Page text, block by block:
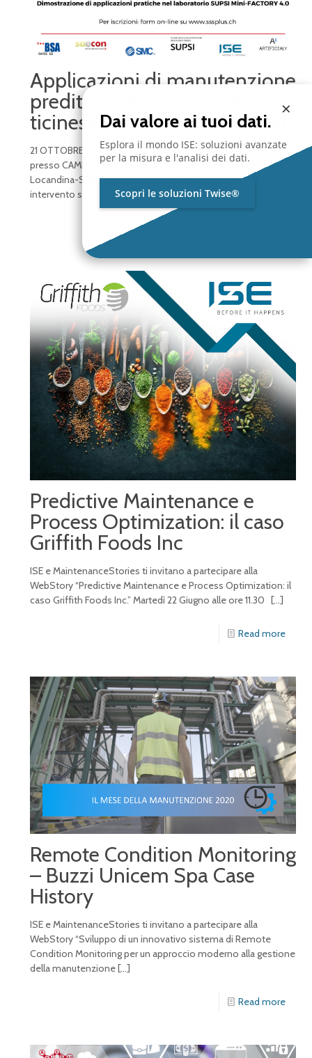
Applicazioni di manutenzione
predittiva per l’industria
ticinese: esperienze e risultati
21 OTTOBRE 2022 ORE 8.45 – 13.30 L’evento si terrà
presso CAMPUS EST – SUPSI-DTI – LUGANO VIGANELLO
Locandina-SSSplus-Web-21-10-2022 ISE presente con il suo
intervento su “I
Predictive Maintenance e
Process Optimization: il caso
Griffith Foods Inc
ISE e MaintenanceStories ti invitano a partecipare alla
WebStory “Predictive Maintenance e Process Optimization: il
caso Griffith Foods Inc.” Martedì 22 Giugno alle ore 11.30
[…]
Read more
Remote Condition Monitoring
– Buzzi Unicem Spa Case
History
ISE e MaintenanceStories ti invitano a partecipare alla
WebStory “Sviluppo di un innovativo sistema di Remote
Condition Monitoring per un approccio moderno alla gestione
della manutenzione[…]
Read more
×
Dai valore ai tuoi dati.
Esplora il mondo ISE: soluzioni avanzate
per la misura e l'analisi dei dati.
Scopri le soluzioni Twise®